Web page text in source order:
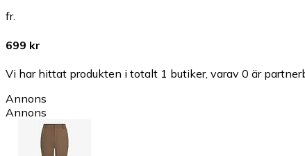
fr.
699 kr
Vi har hittat produkten i totalt 1 butiker, varav 0 är
Annons
Annons